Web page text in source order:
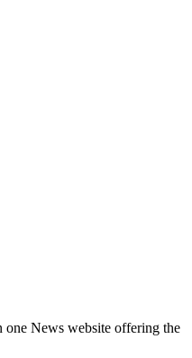
News website offering the